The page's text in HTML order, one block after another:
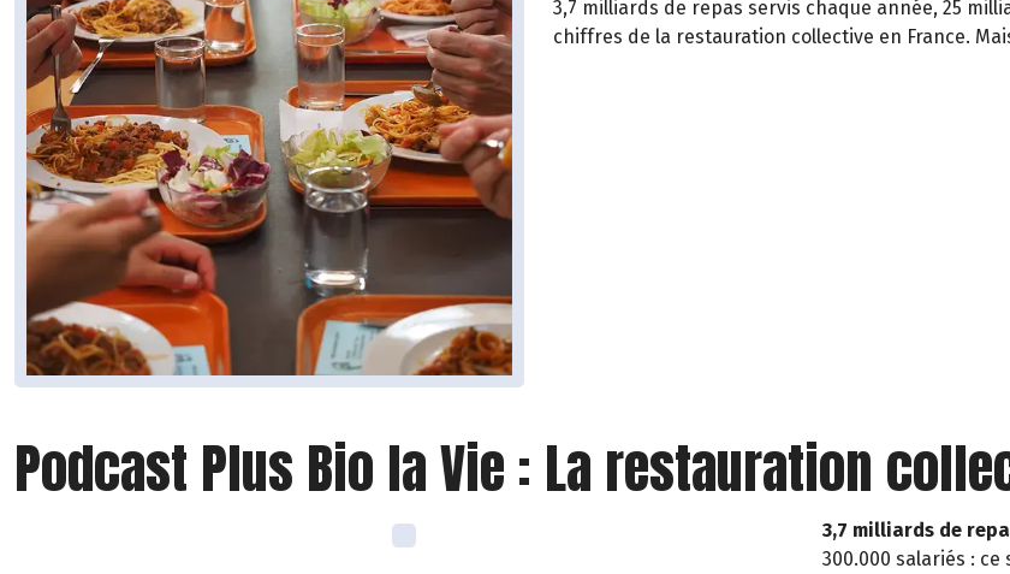
3,7 milliards de repas servis chaque année, 25
chiffres de la restauration collective en France.
Podcast Plus Bio la Vie : La restauration
3,7 milliards de
300.000 salariés :